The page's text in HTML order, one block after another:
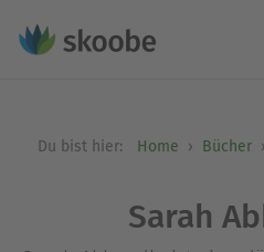
Du bist hier: Home Bücher
Sarah